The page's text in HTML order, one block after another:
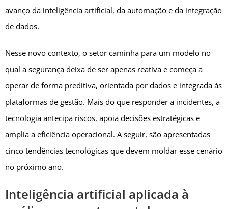
avanço da inteligência artificial, da automação e da integração
de dados.
Nesse novo contexto, o setor caminha para um modelo no
qual a segurança deixa de ser apenas reativa e começa a
operar de forma preditiva, orientada por dados e integrada às
plataformas de gestão. Mais do que responder a incidentes, a
tecnologia antecipa riscos, apoia decisões estratégicas e
amplia a eficiência operacional. A seguir, são apresentadas
cinco tendências tecnológicas que devem moldar esse cenário
no próximo ano.
Inteligência artificial aplicada à